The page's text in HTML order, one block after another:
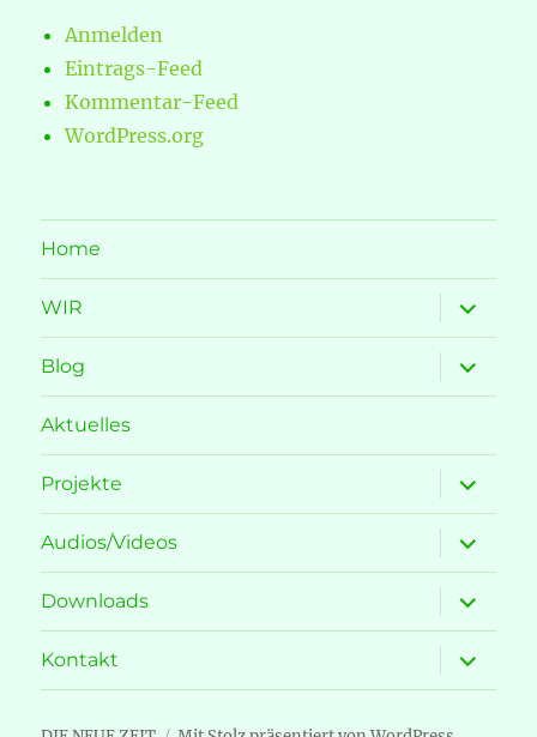
Anmelden
Eintrags-Feed
Kommentar-Feed
WordPress.org
Home
WIR
öffnen
Blog
öffnen
Aktuelles
Projekte
öffnen
Audios/Videos
öffnen
Downloads
öffnen
Kontakt
öffnen